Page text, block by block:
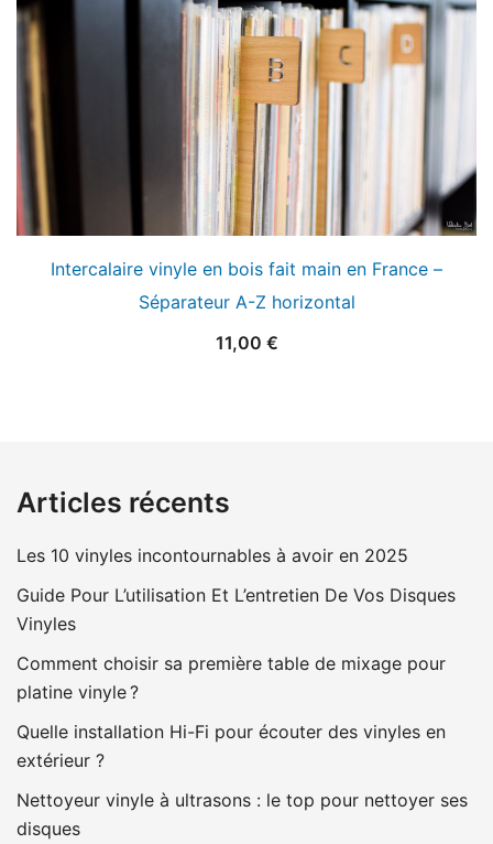
Intercalaire vinyle en bois fait main en France –
Séparateur A-Z horizontal
11,00 €
Articles récents
Les 10 vinyles incontournables à avoir en 2025
Guide Pour L’utilisation Et L’entretien De Vos Disques
Vinyles
Comment choisir sa première table de mixage pour
platine vinyle ?
Quelle installation Hi-Fi pour écouter des vinyles en
extérieur ?
Nettoyeur vinyle à ultrasons : le top pour nettoyer ses
disques